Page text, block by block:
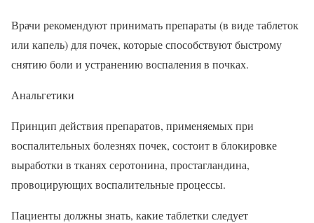
Врачи рекомендуют принимать препараты (в виде таблеток
или капель) для почек, которые способствуют быстрому
снятию боли и устранению воспаления в почках.
Анальгетики
Принцип действия препаратов, применяемых при
воспалительных болезнях почек, состоит в блокировке
выработки в тканях серотонина, простагландина,
провоцирующих воспалительные процессы.
Пациенты должны знать, какие таблетки следует